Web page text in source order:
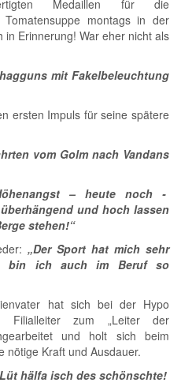
Medaillen für die
montags in der
in Erinnerung! War eher nicht als
mit Fakelbeleuchtung
ersten Impuls für seine spätere
vom Golm nach Vandans
– heute noch -
und hoch lassen
stehen!“
„Der Sport hat mich sehr
bin ich auch im Beruf so
hat sich bei der Hypo
Filialleiter zum „Leiter der
und holt sich beim
nötige Kraft und Ausdauer.
hälfa isch des schönschte!